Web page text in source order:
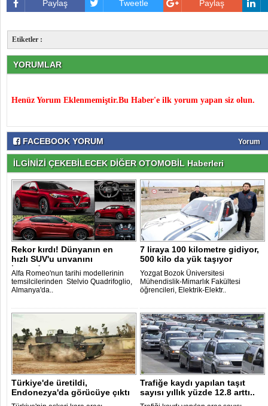
Paylaş Tweetle Paylaş
Etiketler :
YORUMLAR
Henüz Yorum Eklenmemiştir.Bu Haber'e ilk yorum yapan siz olun.
FACEBOOK YORUM Yorum
İLGİNİZİ ÇEKEBİLECEK DİĞER OTOMOBİL Haberleri
Rekor kırdı! Dünyanın en
hızlı SUV'u unvanını
kazandı..
Alfa Romeo'nun tarihi modellerinin
temsilcilerinden Stelvio Quadrifoglio,
Almanya'da..
7 liraya 100 kilometre gidiyor,
500 kilo da yük taşıyor
Yozgat Bozok Üniversitesi
Mühendislik-Mimarlık Fakültesi
öğrencileri, Elektrik-Elektr..
Türkiye'de üretildi,
Endonezya'da görücüye çıktı
Trafiğe kaydı yapılan taşıt
sayısı yıllık yüzde 12.8 arttı..